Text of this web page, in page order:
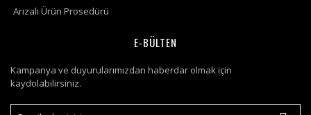
Arızalı Ürün Prosedürü
E-BÜLTEN
Kampanya ve duyurularımızdan haberdar olmak için
kaydolabilirsiniz.